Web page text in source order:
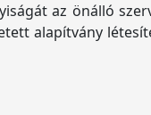
az önálló
alapítvány